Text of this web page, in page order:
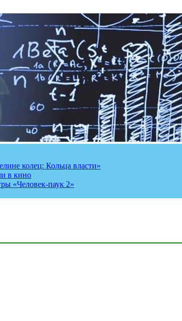
колец: Кольца власти»
в кино
«Человек-паук 2»